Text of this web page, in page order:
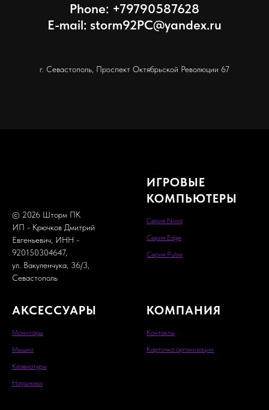
Phone: +79790587628
E-mail: storm92PC@yandex.ru
г. Севастополь, Проспект Октябрьской Революции 67
© 2026 Шторм ПК
ИП - Крючков Дмитрий
Евгеньевич, ИНН -
920150304647,
ул. Вакуленчука, 36/3,
Севастополь
ИГРОВЫЕ
КОМПЬЮТЕРЫ
Серия Nova
Серия Edge
Серия Pulse
АКСЕССУАРЫ
Мониторы
Мышки
Клавиатуры
Наушники
КОМПАНИЯ
Контакты
Карточка организации